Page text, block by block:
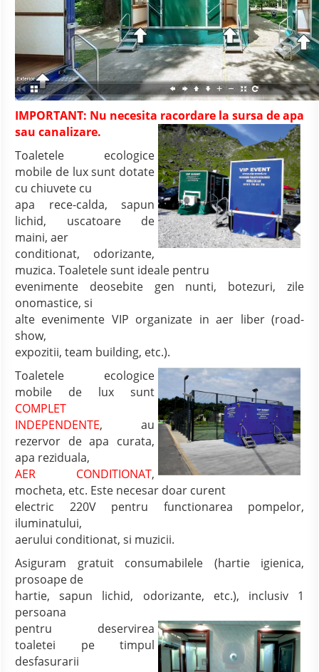
IMPORTANT: Nu necesita racordare la sursa de apa
sau canalizare.
Toaletele ecologice
mobile de lux sunt dotate
cu chiuvete cu
apa rece-calda, sapun
lichid, uscatoare de
maini, aer
conditionat, odorizante,
muzica. Toaletele sunt ideale pentru
evenimente deosebite gen nunti, botezuri, zile
onomastice, si
alte evenimente VIP organizate in aer liber (road-
show,
expozitii, team building, etc.).
Toaletele ecologice
mobile de lux sunt
COMPLET
INDEPENDENTE, au
rezervor de apa curata,
apa reziduala,
AER CONDITIONAT,
mocheta, etc. Este necesar doar curent
electric 220V pentru functionarea pompelor,
iluminatului,
aerului conditionat, si muzicii.
Asiguram gratuit consumabilele (hartie igienica,
prosoape de
hartie, sapun lichid, odorizante, etc.), inclusiv 1
persoana
pentru deservirea
toaletei pe timpul
desfasurarii